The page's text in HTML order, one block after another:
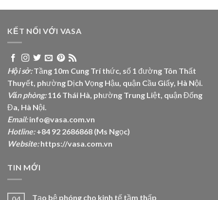
KẾT NỐI VỚI VASA
Hội sở:Tầng 10m Cung Trí thức, số 1 đường Tôn Thất
Thuyết, phường Dịch Vọng Hậu, quận Cầu Giấy, Hà Nội.
Văn phòng:116 Thái Hà, phường Trung Liệt, quận Đống
Đa, Hà Nội.
Email:info@vasa.com.vn
Hotline:+84 92 2686868 (Ms Ngọc)
Website: https://vasa.com.vn
TIN MỚI
Tạo bệ phóng cho kinh tế tầm thấp